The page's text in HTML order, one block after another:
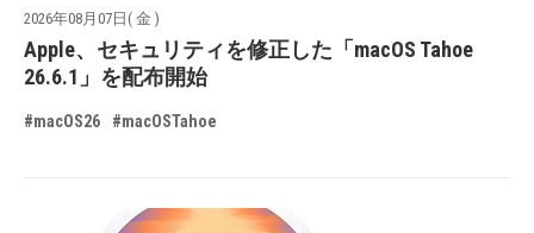
2026年08月07日( 金 )
Apple、セキュリティを修正した「macOS Tahoe
26.6.1」を配布開始
#macOS26 #macOSTahoe